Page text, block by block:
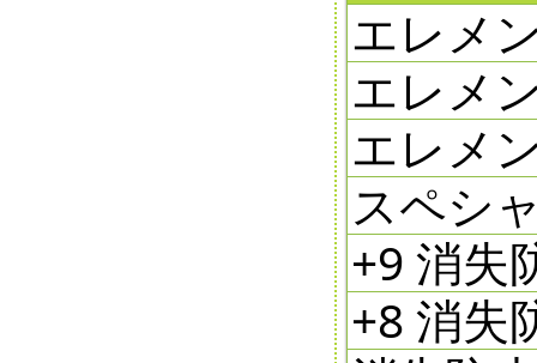
エレメ
エレメ
エレメ
スペシ
+9 消失
+8 消失